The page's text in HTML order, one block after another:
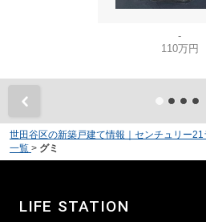
-
110万円
世田谷区の新築戸建て情報｜センチュリー
一覧 > グミ
LIFE STATION